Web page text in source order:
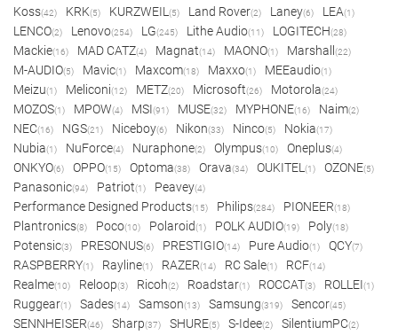
Koss(42) KRK(5) KURZWEIL (5) Land Rover(2) Laney(6) LEA(1)
LENCO(2) Lenovo(254) LG(245) Lithe Audio(11) LOGITECH(28)
Mackie(16) MAD CATZ(4) Magnat(14) MAONO(1) Marshall (22)
M-AUDIO(5) Mavic(1) Maxcom(18) Maxxo(1) MEEaudio(1)
Meizu(1) Meliconi(12) METZ(20) Microsoft(26) Motorola(24)
MOZOS(1) MPOW(4) MSI(91) MUSE(32) MYPHONE(16) Naim(2)
NEC(16) NGS(21) Niceboy(6) Nikon(33) Ninco(5) Nokia(17)
Nubia(1) NuForce(4) Nuraphone(2) Olympus(10) Oneplus(4)
ONKYO(6) OPPO(15) Optoma(38) Orava(34) OUKITEL (1) OZONE(5)
Panasonic(94) Patriot(1) Peavey(4)
Performance Designed Products(15) Philips(284) PIONEER(18)
Plantronics(8) Poco(10) Polaroid(1) POLK AUDIO(19) Poly(18)
Potensic(3) PRESONUS(6) PRESTIGIO(14) Pure Audio(1) QCY(7)
RASPBERRY(1) Rayline(1) RAZER(14) RC Sale(1) RCF(14)
Realme(10) Reloop(3) Ricoh(2) Roadstar(1) ROCCAT(3) ROLLEI(1)
Ruggear(1) Sades(14) Samson(13) Samsung(319) Sencor(45)
SENNHEISER(46) Sharp(37) SHURE(5) S-Idee(2) SilentiumPC(2)